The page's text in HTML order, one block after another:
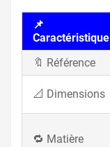
📌
Caractéristique
🔖 Référence
📐 Dimensions
🔁 Matière